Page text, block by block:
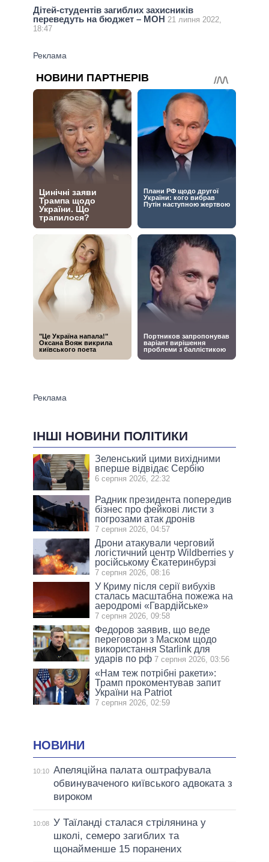
Дітей-студентів загиблих захисників
переведуть на бюджет – МОН 21 липня 2022,
18:47
ІНШІ НОВИНИ ПОЛІТИКИ
Зеленський цими вихідними
вперше відвідає Сербію
6 серпня 2026, 22:32
Радник президента попередив
бізнес про фейкові листи з
погрозами атак дронів
7 серпня 2026, 04:57
Дрони атакували черговий
логістичний центр Wildberries у
російському Єкатеринбурзі
7 серпня 2026, 08:16
У Криму після серії вибухів
сталась масштабна пожежа на
аеродромі «Гвардійське»
7 серпня 2026, 09:58
Федоров заявив, що веде
переговори з Маском щодо
використання Starlink для
ударів по рф 7 серпня 2026, 03:56
«Нам теж потрібні ракети»:
Трамп прокоментував запит
України на Patriot
7 серпня 2026, 02:59
НОВИНИ
10:10 Апеляційна палата оштрафувала
обвинуваченого київського адвоката з
вироком
10:08 У Таїланді сталася стрілянина у
школі, семеро загиблих та
щонайменше 15 поранених